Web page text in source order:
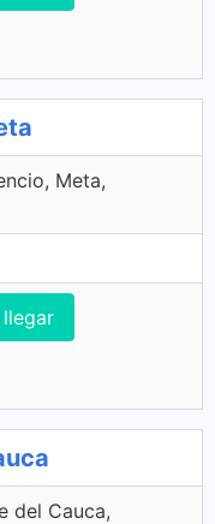
Meta,
del Cauca,